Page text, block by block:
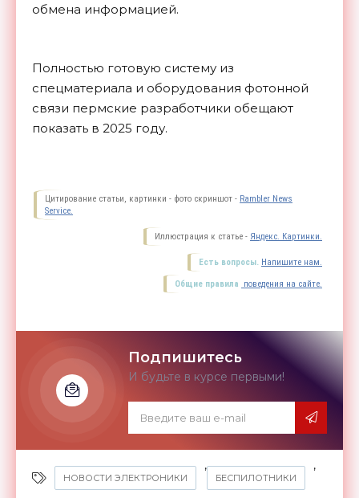
обмена информацией.
Полностью готовую систему из
спецматериала и оборудования фотонной
связи пермские разработчики обещают
показать в 2025 году.
Цитирование статьи, картинки - фото скриншот - Rambler News
Service.
Иллюстрация к статье - Яндекс. Картинки.
Есть вопросы. Напишите нам.
Общие правила поведения на сайте.
Подпишитесь
И будьте в курсе первыми!
НОВОСТИ ЭЛЕКТРОНИКИ
,
БЕСПИЛОТНИКИ
,